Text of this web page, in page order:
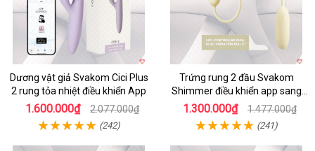
Dương vật giả Svakom Cici Plus
2 rung tỏa nhiệt điều khiển App
1.600.000₫ 2.077.000₫
(242)
Trứng rung 2 đầu Svakom
Shimmer điều khiển app sang
trọng chất lượng
1.300.000₫ 1.477.000₫
(241)